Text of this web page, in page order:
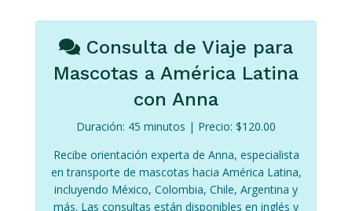
Consulta de Viaje para
Mascotas a América Latina
con Anna
Duración: 45 minutos | Precio: $120.00
Recibe orientación experta de Anna, especialista
en transporte de mascotas hacia América Latina,
incluyendo México, Colombia, Chile, Argentina y
más. Las consultas están disponibles en inglés y